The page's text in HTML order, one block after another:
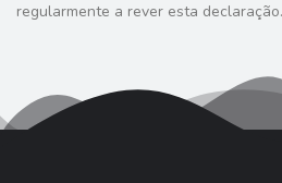
regularmente a rever esta declaração.